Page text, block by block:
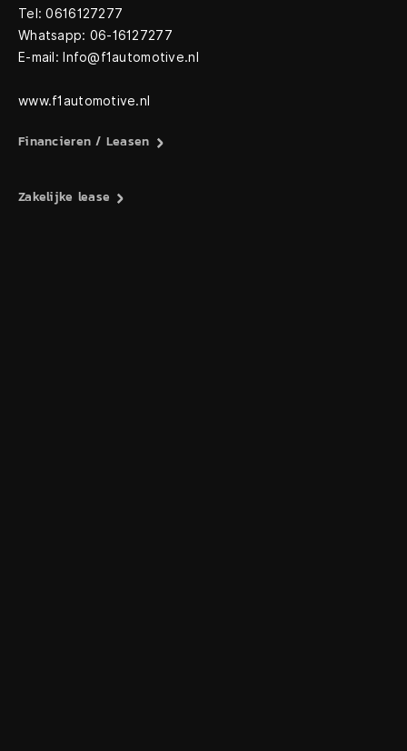
Tel: 0616127277
Whatsapp: 06-16127277
E-mail: Info@f1automotive.nl
www.f1automotive.nl
Financieren / Leasen
Zakelijke lease